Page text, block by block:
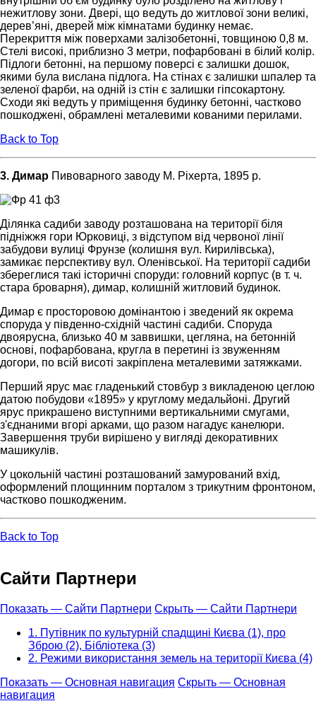
нежитлову зони. Двері, що ведуть до житлової зони великі,
дерев’яні, дверей між кімнатами будинку немає.
Перекриття між поверхами залізобетонні, товщиною 0,8 м.
Стелі високі, приблизно 3 метри, пофарбовані в білий колір.
Підлоги бетонні, на першому поверсі є залишки дошок,
якими була вислана підлога. На стінах є залишки шпалер та
зеленої фарби, на одній із стін є залишки гіпсокартону.
Сходи які ведуть у приміщення будинку бетонні, частково
пошкоджені, обрамлені металевими кованими перилами.
Back to Top
3. Димар Пивоварного заводу М. Ріхерта, 1895 р.
Ділянка садиби заводу розташована на території біля
підніжжя гори Юрковиці, з відступом від червоної лінії
забудови вулиці Фрунзе (колишня вул. Кирилівська),
замикає перспективу вул. Оленівської. На території садиби
збереглися такі історичні споруди: головний корпус (в т. ч.
стара броварня), димар, колишній житловий будинок.
Димар є просторовою домінантою і зведений як окрема
споруда у південно-східній частині садиби. Споруда
двоярусна, близько 40 м заввишки, цегляна, на бетонній
основі, пофарбована, кругла в перетині із звуженням
догори, по всій висоті закріплена металевими затяжками.
Перший ярус має гладенький стовбур з викладеною цеглою
датою побудови «1895» у круглому медальйоні. Другий
ярус прикрашено виступними вертикальними смугами,
з'єднаними вгорі арками, що разом нагадує канелюри.
Завершення труби вирішено у вигляді декоративних
машикулів.
У цокольній частині розташований замурований вхід,
оформлений площинним порталом з трикутним фронтоном,
частково пошкодженим.
Back to Top
Сайти Партнери
Показать — Сайти Партнери Скрыть — Сайти Партнери
1. Путівник по культурній спадщині Києва (1), про
Зброю (2), Бібліотека (3)
2. Режими використання земель на території Києва (4)
Основная
Показать — Основная навигация Скрыть — Основная
навигация